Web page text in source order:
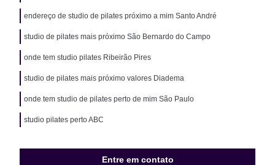
endereço de studio de pilates próximo a mim Santo André
studio de pilates mais próximo São Bernardo do Campo
onde tem studio pilates Ribeirão Pires
studio de pilates mais próximo valores Diadema
onde tem studio de pilates perto de mim São Paulo
studio pilates perto ABC
Entre em contato